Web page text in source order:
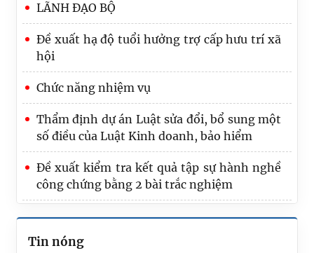
LÃNH ĐẠO BỘ
Đề xuất hạ độ tuổi hưởng trợ cấp hưu trí xã
hội
Chức năng nhiệm vụ
Thẩm định dự án Luật sửa đổi, bổ sung một
số điều của Luật Kinh doanh, bảo hiểm
Đề xuất kiểm tra kết quả tập sự hành nghề
công chứng bằng 2 bài trắc nghiệm
Tin nóng
Tổng rà soát là nhiệm vụ trọng tâm, quan
trọng nhất của Bộ Tư pháp trong 6 tháng
cuối năm
Trình Quốc hội dự án Luật Phát triển đô thị
công chức